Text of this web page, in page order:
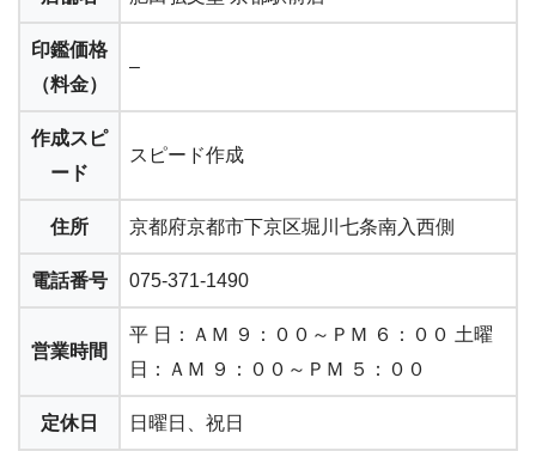
印鑑価格
（料金）
–
作成スピ
ード
スピード作成
住所 京都府京都市下京区堀川七条南入西側
電話番号 075-371-1490
営業時間
平 日：ＡＭ ９：００～ＰＭ ６：００ 土曜
日：ＡＭ ９：００～ＰＭ ５：００
定休日 日曜日、祝日